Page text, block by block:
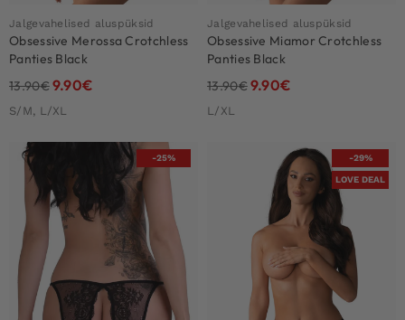
Jalgevahelised aluspüksid
Obsessive Merossa Crotchless
Panties Black
13.90€9.90€
S/M, L/XL
Jalgevahelised aluspüksid
Obsessive Miamor Crotchless
Panties Black
13.90€9.90€
L/XL
-25% -29%
LOVE DEAL